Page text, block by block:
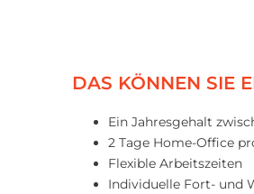
DAS KÖNNEN SIE
Ein Jahresgehalt
2 Tage Home-Office
Flexible Arbeitszeiten
Individuelle Fort- und